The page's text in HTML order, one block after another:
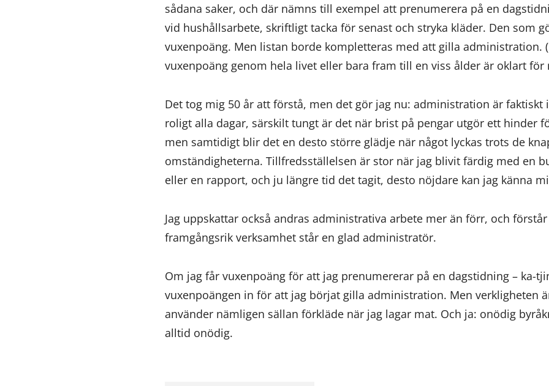
sådana saker, och där nämns till exempel att prenumerera på en
vid hushållsarbete, skriftligt tacka för senast och stryka kläder. Den som
vuxenpoäng. Men listan borde kompletteras med att gilla administration.
vuxenpoäng genom hela livet eller bara fram till en viss ålder är oklart för
Det tog mig 50 år att förstå, men det gör jag nu: administration är faktiskt
roligt alla dagar, särskilt tungt är det när brist på pengar utgör ett hinder
men samtidigt blir det en desto större glädje när något lyckas trots de
omständigheterna. Tillfredsställelsen är stor när jag blivit färdig med en
eller en rapport, och ju längre tid det tagit, desto nöjdare kan jag känna
Jag uppskattar också andras administrativa arbete mer än förr, och
framgångsrik verksamhet står en glad administratör.
Om jag får vuxenpoäng för att jag prenumererar på en dagstidning – ka-
vuxenpoängen in för att jag börjat gilla administration. Men verkligheten
använder nämligen sällan förkläde när jag lagar mat. Och ja: onödig
alltid onödig.